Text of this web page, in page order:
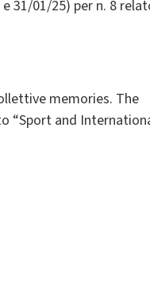
31/01/25) per n. 8
memories. The
“Sport and